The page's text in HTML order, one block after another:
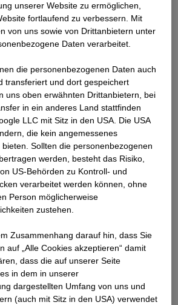
unserer Website zu ermöglichen,
fortlaufend zu verbessern. Mit
von uns sowie von Drittanbietern unter
Daten verarbeitet.
die personenbezogenen Daten auch
transferiert und dort gespeichert
uns oben erwähnten Drittanbietern, bei
in ein anderes Land stattfinden
LLC mit Sitz in den USA. Die USA
die kein angemessenes
bieten. Sollten die personenbezogenen
werden, besteht das Risiko,
US-Behörden zu Kontroll- und
verarbeitet werden können, ohne
Person möglicherweise
zustehen.
Zusammenhang darauf hin, dass Sie
auf „Alle Cookies akzeptieren“ damit
dass die auf unserer Seite
in dem in unserer
dargestellten Umfang von uns und
(auch mit Sitz in den USA) verwendet